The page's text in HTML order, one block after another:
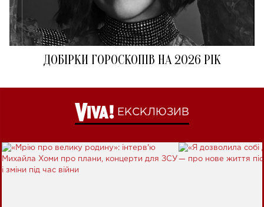
ДОБІРКИ ГОРОСКОПІВ НА 2026 РІК
ЕКСКЛЮЗИВ